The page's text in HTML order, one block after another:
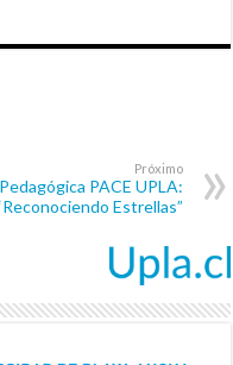
Próximo
PACE UPLA:
Estrellas”